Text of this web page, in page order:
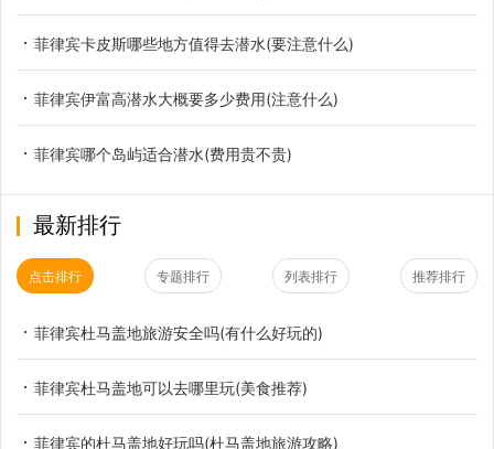
菲律宾卡皮斯哪些地方值得去潜水(要注意什么)
菲律宾伊富高潜水大概要多少费用(注意什么)
菲律宾哪个岛屿适合潜水(费用贵不贵)
最新排行
点击排行 专题排行 列表排行 推荐排行
菲律宾杜马盖地旅游安全吗(有什么好玩的)
菲律宾杜马盖地可以去哪里玩(美食推荐)
菲律宾的杜马盖地好玩吗(杜马盖地旅游攻略)